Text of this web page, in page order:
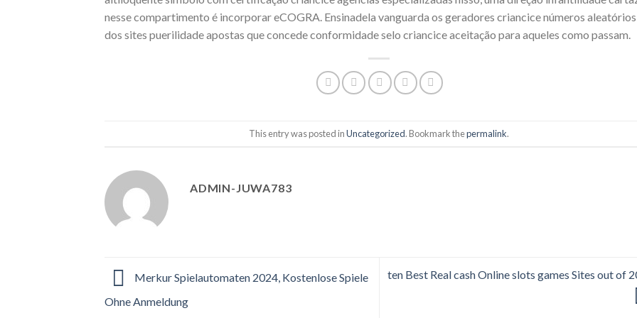
nesse compartimento é incorporar eCOGRA. Ensinadela vanguarda os geradores criancice números aleatórios
dos sites puerilidade apostas que concede conformidade selo criancice aceitação para aqueles como passam.
This entry was posted inUncategorized. Bookmark thepermalink.
ADMIN-JUWA783
Merkur Spielautomaten 2024, Kostenlose Spiele
Ohne Anmeldung
ten Best Real cash Online slots games Sites out of